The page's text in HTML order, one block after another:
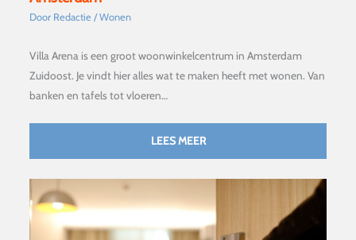
Door Redactie /Wonen
Villa Arena is een groot woonwinkelcentrum in Amsterdam
Zuidoost. Je vindt hier alles wat te maken heeft met wonen. Van
banken en tafels tot vloeren…
LEES MEER